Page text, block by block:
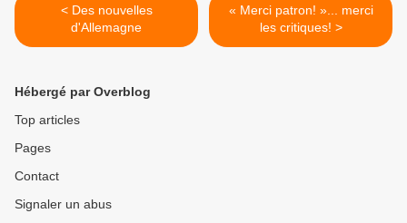
< Des nouvelles
d'Allemagne
« Merci patron! »... merci
les critiques! >
Hébergé par Overblog
Top articles
Pages
Contact
Signaler un abus